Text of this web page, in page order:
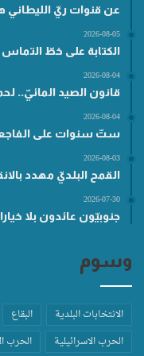
عن قنوات ريّ الليطاني
2026-08-05
الكتابة على خطّ
2026-08-04
قانون الصيد المائيّ..
2026-08-04
ستّ سنوات على
2026-08-03
القمح البلديّ مهدد
2026-07-30
جنوبيّون عائدون بلا
وسوم
الانتخابات البلدية البقاع
الحرب الاسرائيلية
الحرب